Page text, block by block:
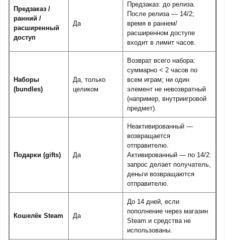
Предзаказ /
ранний /
расширенный
доступ
Да
Предзаказ: до релиза.
После релиза — 14/2;
время в раннем/
расширенном доступе
входит в лимит часов.
Наборы
(bundles)
Да, только
целиком
Возврат всего набора:
суммарно < 2 часов по
всем играм; ни один
элемент не невозвратный
(например, внутриигровой
предмет).
Подарки (gifts) Да
Неактивированный —
возвращается
отправителю.
Активированный — по 14/2:
запрос делает получатель,
деньги возвращаются
отправителю.
Кошелёк Steam Да
До 14 дней, если
пополнение через магазин
Steam и средства не
использованы.